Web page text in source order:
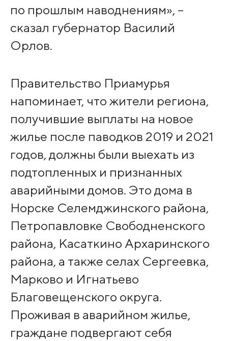
по прошлым наводнениям», –
сказал губернатор Василий
Орлов.
Правительство Приамурья
напоминает, что жители региона,
получившие выплаты на новое
жилье после паводков 2019 и 2021
годов, должны были выехать из
подтопленных и признанных
аварийными домов. Это дома в
Норске Селемджинского района,
Петропавловке Свободненского
района, Касаткино Архаринского
района, а также селах Сергеевка,
Марково и Игнатьево
Благовещенского округа.
Проживая в аварийном жилье,
граждане подвергают себя